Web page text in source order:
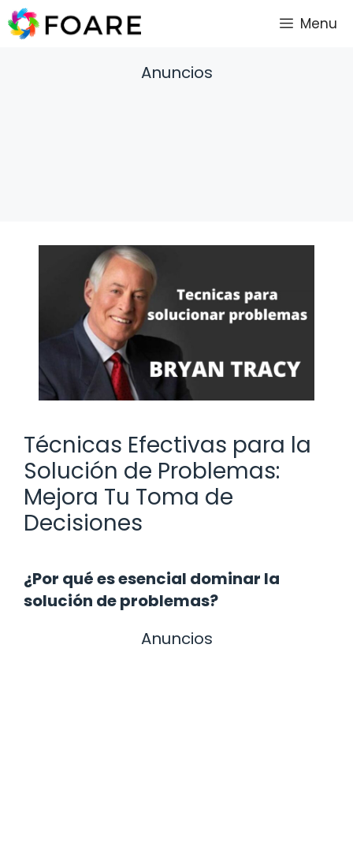
Saltar
al
Menu
Anuncios
Técnicas Efectivas para la
Solución de Problemas:
Mejora Tu Toma de
Decisiones
¿Por qué es esencial dominar la
solución de problemas?
Anuncios